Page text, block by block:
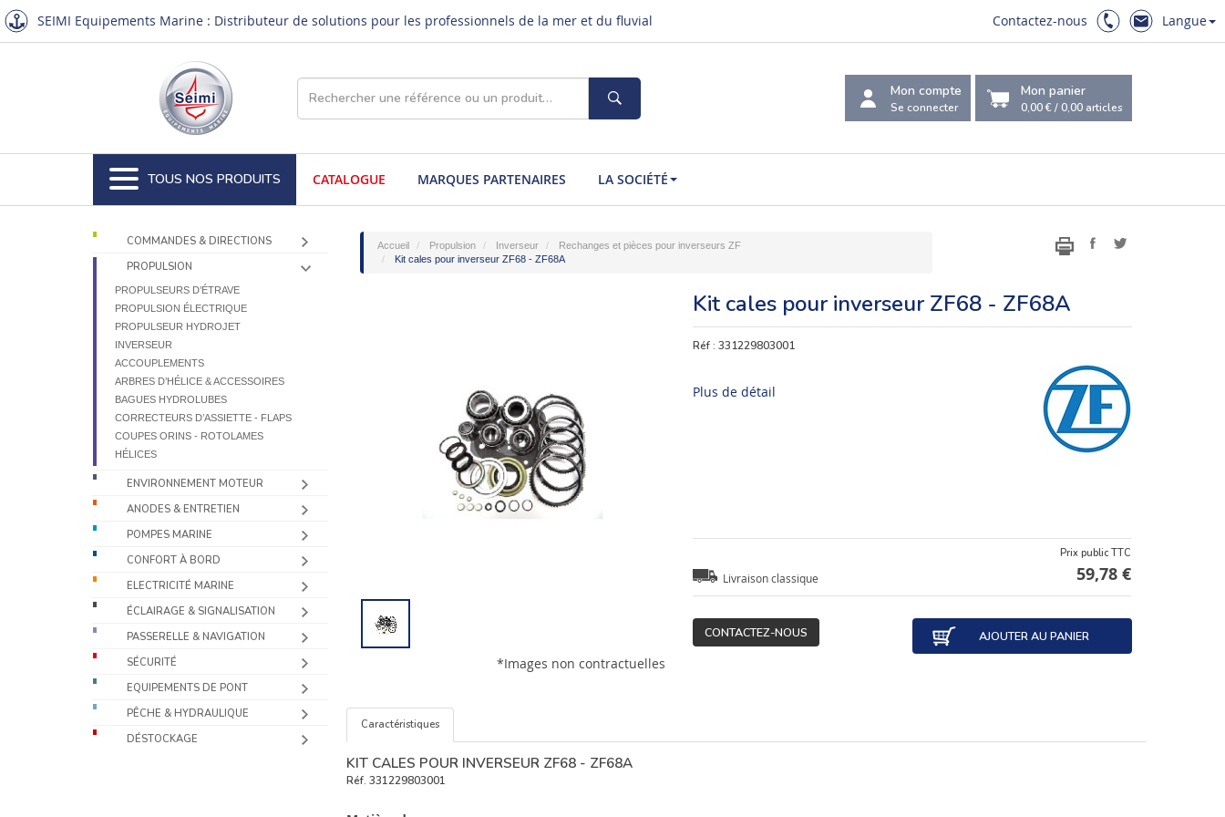
SEIMI Equipements Marine : Distributeur de solutions pour les professionnels de la mer et du fluvial Contactez-nous Langue
Mon compte
Se connecter
Mon panier
0,00 €/0,00 articles
TOUS NOS PRODUITS CATALOGUE MARQUES PARTENAIRES LA SOCIÉTÉ
COMMANDES & DIRECTIONS
PROPULSION
PROPULSEURS D’ÉTRAVE
PROPULSION ÉLECTRIQUE
PROPULSEUR HYDROJET
INVERSEUR
ACCOUPLEMENTS
ARBRES D’HÉLICE & ACCESSOIRES
BAGUES HYDROLUBES
CORRECTEURS D’ASSIETTE - FLAPS
COUPES ORINS - ROTOLAMES
HÉLICES
ENVIRONNEMENT MOTEUR
ANODES & ENTRETIEN
POMPES MARINE
CONFORT À BORD
ELECTRICITÉ MARINE
ÉCLAIRAGE & SIGNALISATION
PASSERELLE & NAVIGATION
SÉCURITÉ
EQUIPEMENTS DE PONT
PÊCHE & HYDRAULIQUE
DÉSTOCKAGE
Accueil Propulsion Inverseur
Rechanges et pièces pour inverseurs ZF
Kit cales pour inverseur ZF68 - ZF68A
*Images non contractuelles
Kit cales pour inverseur ZF68 - ZF68A
Réf :331229803001
Plus de détail
Livraison classique
Prix public TTC
59,78 €
CONTACTEZ-NOUS AJOUTER AU PANIER
Caractéristiques
KIT CALES POUR INVERSEUR ZF68 - ZF68A
Réf. 331229803001